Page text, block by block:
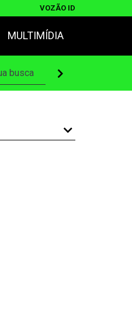
VOZÃO ID
MULTIMÍDIA